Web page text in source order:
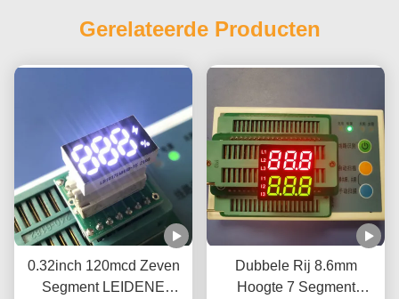
Gerelateerde Producten
0.32inch 120mcd Zeven
Segment LEIDENE
Dubbele Rij 8.6mm
Hoogte 7 Segment